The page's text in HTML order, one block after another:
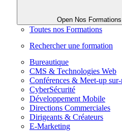
Open Nos Formations
Toutes nos Formations
Rechercher une formation
Bureautique
CMS & Technologies Web
Conférences & Meet-up sur-
CyberSécurité
Développement Mobile
Directions Commerciales
Dirigeants & Créateurs
E-Marketing